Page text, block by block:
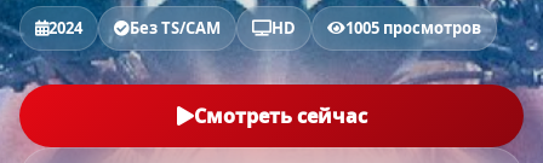
2024 Без TS/CAM HD 1005 просмотров
Смотреть сейчас